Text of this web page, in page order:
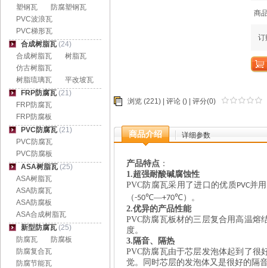
商
订
浏览 (221) | 评论 () | 评分(0)
商品介绍 详细参数
产品特点 ：
1.超强耐酸碱腐蚀性
PVC防腐瓦采用了进口的优质PVC并
（-50℃—+70℃）。
2.优异的产品性能
PVC防腐瓦板材的三层复合用高温熔
度。
3. 隔音、隔热
PVC防腐瓦由于芯层发泡体起到了很
觉。同时芯层的发泡体又是很好的隔
塑钢瓦
防腐塑钢瓦
PVC波浪瓦
PVC梯形瓦
合成树脂瓦 (24)
合成树脂瓦
树脂瓦
仿古树脂瓦
树脂琉璃瓦
平改坡瓦
FRP防腐瓦 (21)
FRP防腐瓦
FRP防腐板
PVC防腐瓦 (21)
PVC防腐瓦
PVC防腐板
ASA树脂瓦 (25)
ASA树脂瓦
ASA防腐瓦
ASA防腐板
ASA合成树脂瓦
新型防腐瓦 (25)
防腐瓦
防腐板
防腐复合瓦
防腐节能瓦